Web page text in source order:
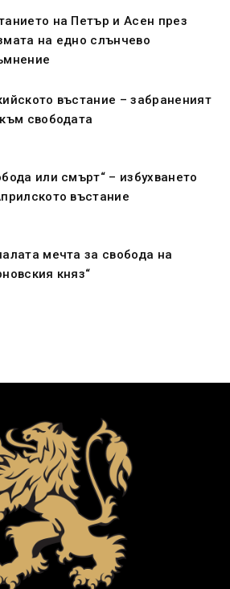
на Петър и Асен през
на едно слънчево
въстание – забраненият
свободата
или смърт“ – избухването
въстание
мечта за свобода на
княз“